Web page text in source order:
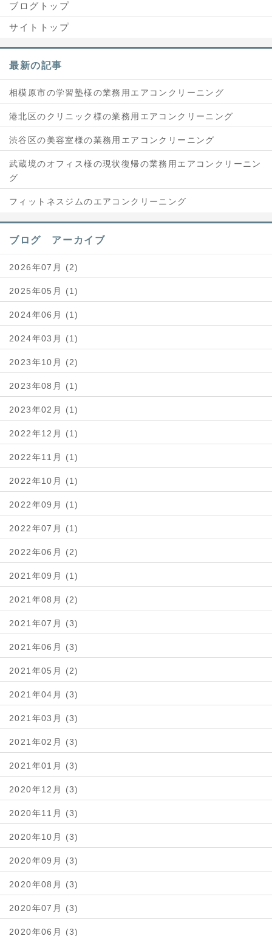
ブログトップ
サイトトップ
最新の記事
相模原市の学習塾様の業務用エアコンクリーニング
港北区のクリニック様の業務用エアコンクリーニング
渋谷区の美容室様の業務用エアコンクリーニング
武蔵境のオフィス様の現状復帰の業務用エアコンクリーニン
グ
フィットネスジムのエアコンクリーニング
ブログ アーカイブ
2026年07月 (2)
2025年05月 (1)
2024年06月 (1)
2024年03月 (1)
2023年10月 (2)
2023年08月 (1)
2023年02月 (1)
2022年12月 (1)
2022年11月 (1)
2022年10月 (1)
2022年09月 (1)
2022年07月 (1)
2022年06月 (2)
2021年09月 (1)
2021年08月 (2)
2021年07月 (3)
2021年06月 (3)
2021年05月 (2)
2021年04月 (3)
2021年03月 (3)
2021年02月 (3)
2021年01月 (3)
2020年12月 (3)
2020年11月 (3)
2020年10月 (3)
2020年09月 (3)
2020年08月 (3)
2020年07月 (3)
2020年06月 (3)